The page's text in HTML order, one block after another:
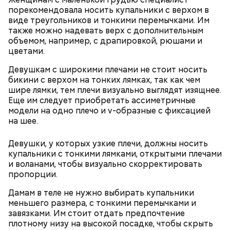
порекомендовала носить купальники с верхом в
виде треугольников и тонкими перемычками. Им
также можно надевать верх с дополнительным
объемом, например, с драпировкой, рюшами и
цветами.
Девушкам с широкими плечами не стоит носить
бикини с верхом на тонких лямках, так как чем
шире лямки, тем плечи визуально выглядят изящнее.
Еще им следует приобретать ассиметричные
модели на одно плечо и v-образные с фиксацией
на шее.
Девушки, у которых узкие плечи, должны носить
купальники с тонкими лямками, открытыми плечами
и воланами, чтобы визуально скорректировать
пропорции.
Дамам в теле не нужно выбирать купальники
меньшего размера, с тонкими перемычками и
завязками. Им стоит отдать предпочтение
плотному низу на высокой посадке, чтобы скрыть
Вернет молодость и снизит
воспаление: диетолог Писарева
рассказала о пользе черники
— Лисички можно употреблять в различном виде:
жареном, вареном, тушеном, сушеном и соленом.
Однако с точки зрения пользы лучше отдать
предпочтение маринованным, соленым и тушеным
вариациям, — посоветовал эндокринолог.
«Новым рекордам — быть»: как
активность Эль-Ниньо может
отразиться на предстоящем лете
По его словам, молния может распасться, улететь
или просто погаснуть. Однако есть риск, что она
может и взорваться.
у них кончается и они затухают.
секретарь партийной организации сжалился и
выделил нам цветной телевизор. И мы вечером
смогли посмотреть матч, — вспоминает он.